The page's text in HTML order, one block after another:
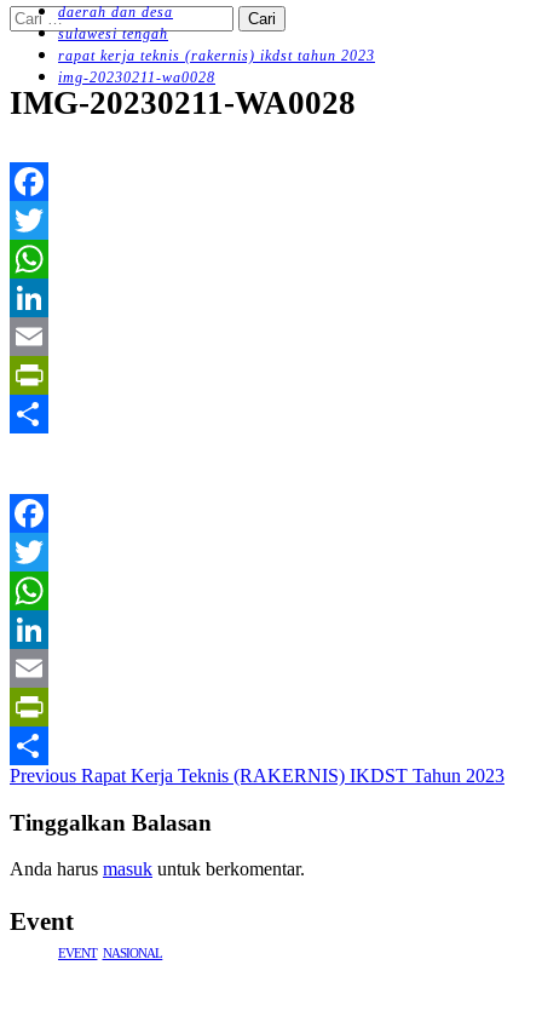
Cari
untuk:
daerah dan desa
sulawesi tengah
rapat kerja teknis (rakernis) ikdst tahun 2023
img-20230211-wa0028
IMG-20230211-WA0028
Facebook
Twitter
WhatsApp
LinkedIn
Email
PrintFriendly
Facebook
Twitter
WhatsApp
LinkedIn
Email
PrintFriendly
Share
Post
navigation
Previous Rapat Kerja Teknis (RAKERNIS) IKDST Tahun 2023
Tinggalkan Balasan
Anda harus masuk untuk berkomentar.
Event
EVENT NASIONAL